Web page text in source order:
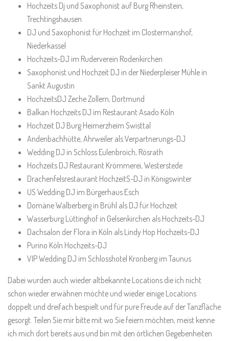
Hochzeits Dj und Saxophonist auf Burg Rheinstein,
Trechtingshausen
DJ und Saxophonist für Hochzeit im Clostermanshof,
Niederkassel
Hochzeits-DJ im Ruderverein Rodenkirchen
Saxophonist und Hochzeit DJ in der Niederpleiser Mühle in
Sankt Augustin
HochzeitsDJ Zeche Zollern, Dortmund
Balkan Hochzeits DJ im Restaurant Asado Köln
Hochzeit DJ Burg Heimerzheim Swisttal
Andenbachhütte, Ahrweiler als Verpartnerungs-DJ
Wedding DJ in Schloss Eulenbroich, Rösrath
Hochzeits DJ Restaurant Krömmerei, Westerstede
Drachenfelsrestaurant HochzeitS-DJ in Königswinter
US Wedding DJ im Bürgerhaus Esch
Domäne Walberberg in Brühl als DJ für Hochzeit
Wasserburg Lüttinghof in Gelsenkirchen als Hochzeits-DJ
Dachsalon der Flora in Köln als Lindy Hop Hochzeits-DJ
Purino Köln Hochzeits-DJ
VIP Wedding DJ im Schlosshotel Kronberg im Taunus
Dabei wurden auch wieder altbekannte Locations die ich nicht
schon wieder erwähnen möchte und wieder einige Locations
doppelt und dreifach bespielt und für pure Freude auf der Tanzfläche
gesorgt. Teilen Sie mir bitte mit wo Sie feiern möchten, meist kenne
ich mich dort bereits aus und bin mit den örtlichen Gegebenheiten